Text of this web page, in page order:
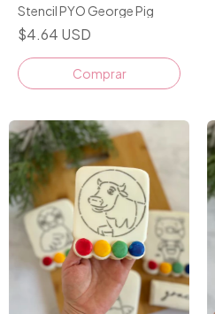
Stencil PYO George Pig
$4.64 USD
Comprar